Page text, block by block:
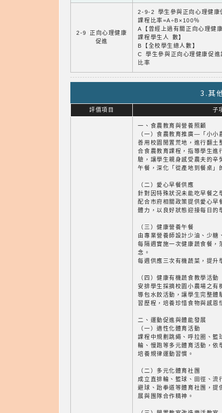
2-9 正向心理健康
促進
2-9-2 學生參與正向心理健康
課程比率=A÷B×100％
A【曾經上過有關正向心理健
課程學生人 數】
B【全校學生總人數】
C 學生參與正向心理健康促進
比率
3.其
評價項目 子
一、食農教育與營養照顧
（一）食農教育推廣—「小小
善用校園閒置荒地，進行翻土
合食農教育課程，指導學生進
驗，讓學生親身感受農夫的辛
午餐，深化「從產地到餐桌」
（二）愛心早餐供應
針對因特殊狀況未能吃早餐之
配合市府相關政策提供愛心早
體力，以良好狀態迎接每日的
（三）健康營養午餐
由專業營養師設計少油、少糖
每隔週實施一次健康蔬食餐，
念。
每週供應三次有機蔬菜，提升
（四）健康有機蔬食教學活動
安排學生採摘校園小農場之有
導包水餃活動，讓學生完整體
習歷程，培養珍惜食物與感恩
二、運動促進與體能發展
（一）適性化體育活動
課程中規劃跳繩、呼拉圈、籃
輪、慢跑等多元體育活動，依
培養規律運動習慣。
（二）多元化體育社團
成立直排輪、籃球、田徑、流
避球、跆拳道等體育社團，提
展與團隊合作精神。